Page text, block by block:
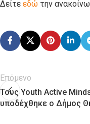
Δείτε εδώ την
Επόμενο
Τους Youth Active
υποδέχθηκε ο Δήμος